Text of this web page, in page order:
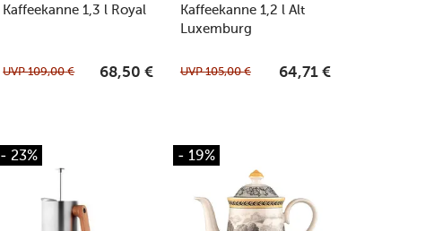
Kaffeekanne 1,3 l Royal
UVP109,00 € 68,50 €
Kaffeekanne 1,2 l Alt
Luxemburg
UVP105,00 € 64,71 €
- 23% - 19%